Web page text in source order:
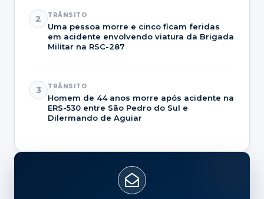
2 TRÂNSITO
Uma pessoa morre e cinco ficam feridas
em acidente envolvendo viatura da Brigada
Militar na RSC-287
3 TRÂNSITO
Homem de 44 anos morre após acidente na
ERS-530 entre São Pedro do Sul e
Dilermando de Aguiar